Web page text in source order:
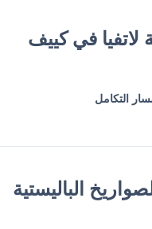
لاتفيا في كييف
التكامل
الباليستية